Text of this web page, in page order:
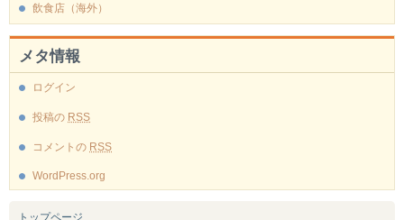
飲食店（海外）
メタ情報
ログイン
投稿の RSS
コメントの RSS
WordPress.org
トップページ